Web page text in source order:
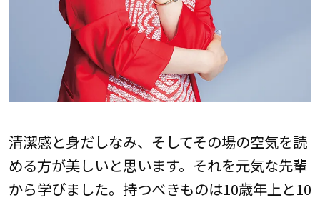
清潔感と身だしなみ、そしてその場の空気を読
める方が美しいと思います。それを元気な先輩
から学びました。持つべきものは10歳年上と10